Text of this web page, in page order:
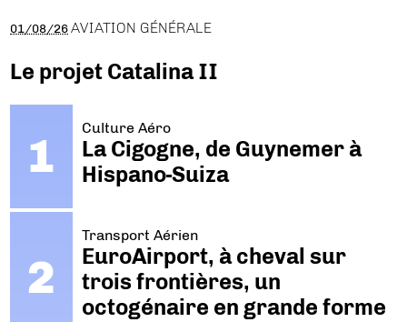
01/08/26 AVIATION GÉNÉRALE
Le projet Catalina II
Culture Aéro
La Cigogne, de Guynemer à
Hispano-Suiza
Transport Aérien
EuroAirport, à cheval sur
trois frontières, un
octogénaire en grande forme